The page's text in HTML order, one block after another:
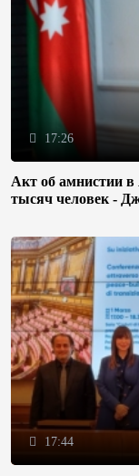
17:26
Акт об амнистии в
тысяч человек -
17:44